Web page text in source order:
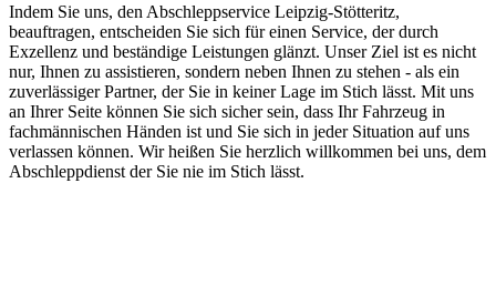
Indem Sie uns, den Abschleppservice Leipzig-Stötteritz,
beauftragen, entscheiden Sie sich für einen Service, der durch
Exzellenz und beständige Leistungen glänzt. Unser Ziel ist es nicht
nur, Ihnen zu assistieren, sondern neben Ihnen zu stehen - als ein
zuverlässiger Partner, der Sie in keiner Lage im Stich lässt. Mit uns
an Ihrer Seite können Sie sich sicher sein, dass Ihr Fahrzeug in
fachmännischen Händen ist und Sie sich in jeder Situation auf uns
verlassen können. Wir heißen Sie herzlich willkommen bei uns, dem
Abschleppdienst der Sie nie im Stich lässt.